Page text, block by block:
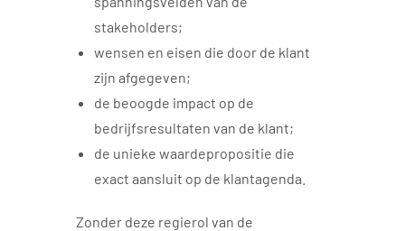
stakeholders;
wensen en eisen die door de klant
zijn afgegeven;
de beoogde impact op de
bedrijfsresultaten van de klant;
de unieke waardepropositie die
exact aansluit op de klantagenda.
Zonder deze regierol van de